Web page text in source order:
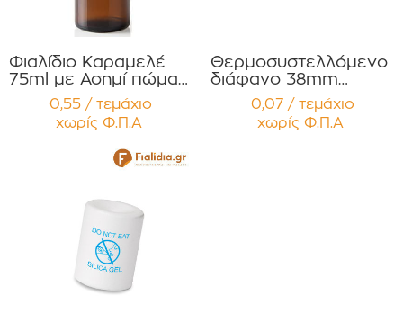
Φιαλίδιο Καραμελέ
75ml με Ασημί πώμα
Αλουμ. για Χάπια ,
Βιταμίνες
Συμπληρώματα
Συσκευασία 12
0,55 / τεμάχιο
χωρίς Φ.Π.Α
Θερμοσυστελλόμενο
διάφανο 38mm
συμβατό με φιαλίδια
Χαπιών 75ml ,100ml
120ml για Χάπια ,
0,07 / τεμάχιο
χωρίς Φ.Π.Α